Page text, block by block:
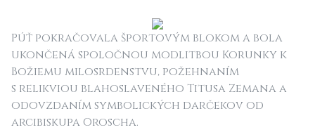
Púť pokračovala športovým blokom a bola
ukončená spoločnou modlitbou Korunky k
Božiemu milosrdenstvu, požehnaním
s relikviou blahoslaveného Titusa Zemana a
odovzdaním symbolických darčekov od
arcibiskupa Oroscha.